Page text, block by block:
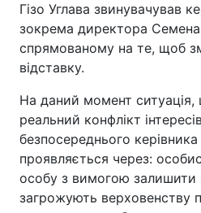
Гізо Углава звинувачував
зокрема директора
спрямованому на те, щоб
відставку.
На даний момент ситуація,
реальний конфлікт
безпосереднього
проявляється через:
особу з вимогою залишити
загрожують верховенству